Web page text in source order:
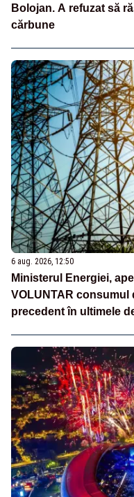
Bolojan. A refuzat să
cărbune
6 aug. 2026, 12:50
Ministerul Energiei,
VOLUNTAR consumul
precedent în ultimele